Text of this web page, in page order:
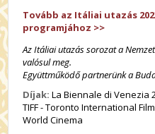
Tovább az Itáliai utazás
programjához >>
Az Itáliai utazás sorozat a
valósul meg.
Együttműködő partnerünk a
Díjak: La Biennale di Venezia
TIFF - Toronto International
World Cinema